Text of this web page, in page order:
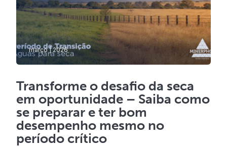
março | 2026
Transforme o desafio da seca
em oportunidade – Saiba como
se preparar e ter bom
desempenho mesmo no
período crítico